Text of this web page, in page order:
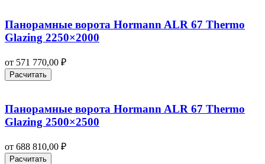
Панорамные ворота Hormann ALR 67 Thermo
Glazing 2250×2000
от 571 770,00 ₽
Расчитать
Панорамные ворота Hormann ALR 67 Thermo
Glazing 2500×2500
от 688 810,00 ₽
Расчитать